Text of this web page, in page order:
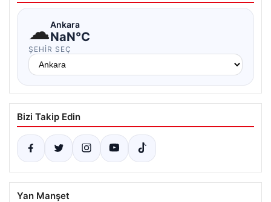
☁Ankara
NaN°C
ŞEHIR SEÇ
Bizi Takip Edin
Yan Manşet